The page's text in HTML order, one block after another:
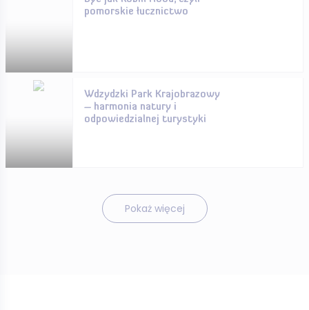
pomorskie łucznictwo
Wdzydzki Park Krajobrazowy
– harmonia natury i
odpowiedzialnej turystyki
Pokaż więcej